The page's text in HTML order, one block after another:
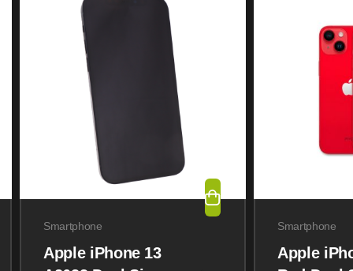
Smartphone
Apple iPhone 13
Smartphone
Apple